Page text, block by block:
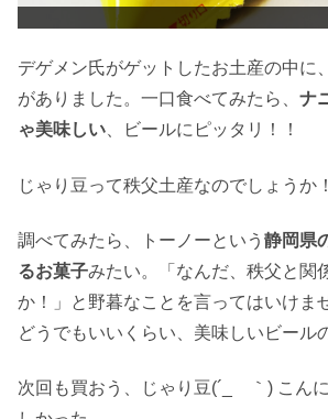
デゲメン氏がゲットしたお土産の中に
がありました。一口食べてみたら、 ナ
ゃ美味しい 、ビールにピッタリ！！
じゃり豆って秩父土産なのでしょうか
調べてみたら、トーノーという 静岡県
るお菓子みたい。「なんだ、秩父と関
か！」と野暮なことを言ってはいけま
どうでもいいくらい、美味しいビール
次回も買おう、じゃり豆(´_ゝ｀) こん